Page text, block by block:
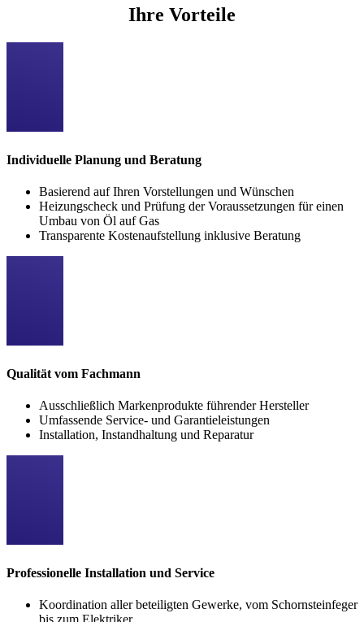
Ihre Vorteile
Individuelle Planung und Beratung
Basierend auf Ihren Vorstellungen und Wünschen
Heizungscheck und Prüfung der Voraussetzungen für einen
Umbau von Öl auf Gas
Transparente Kostenaufstellung inklusive Beratung
Qualität vom Fachmann
Ausschließlich Markenprodukte führender Hersteller
Umfassende Service- und Garantieleistungen
Installation, Instandhaltung und Reparatur
Professionelle Installation und Service
Koordination aller beteiligten Gewerke, vom Schornsteinfeger
bis zum Elektriker